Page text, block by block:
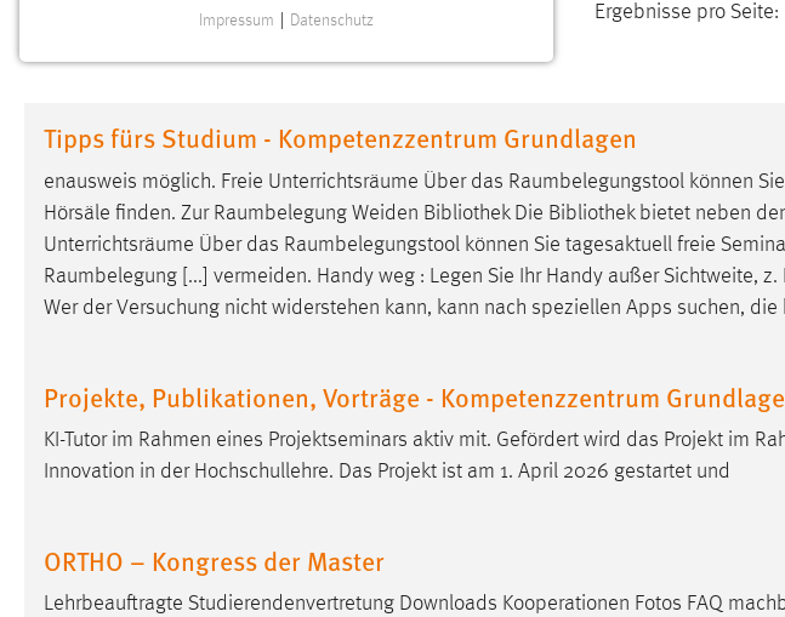
Ergebnisse pro Seite:
Tipps fürs Studium - Kompetenzzentrum Grundlagen
enausweis möglich. Freie Unterrichtsräume Über das Raumbelegungstool
können
Hörsäle finden. Zur Raumbelegung Weiden Bibliothek Die Bibliothek bietet neben
Unterrichtsräume Über das Raumbelegungstool
können Sie tagesaktuell freie
Raumbelegung [...] vermeiden. Handy weg : Legen Sie Ihr Handy außer Sichtweite,
Wer der Versuchung nicht widerstehen kann, kann nach speziellen Apps suchen,
Projekte, Publikationen, Vorträge - Kompetenzzentrum
KI-Tutor im Rahmen eines Projektseminars aktiv mit. Gefördert wird das Projekt im
Innovation in der Hochschullehre. Das Projekt ist am 1. April 2026 gestartet und
ORTHO – Kongress der Master
Lehrbeauftragte Studierendenvertretung Downloads Kooperationen Fotos FAQ
Website erforderlich.
Einverständnis
Name: cookie_consent
Zweck:
Dieser Cookie speichert die
ausgewählten Einverständnis-Optionen
Cookie Laufzeit: 1 Jahr
Performance
Zweck:
Für performante Seitenauslieferung wird
eingeloggt ist.
Impressum Datenschutz